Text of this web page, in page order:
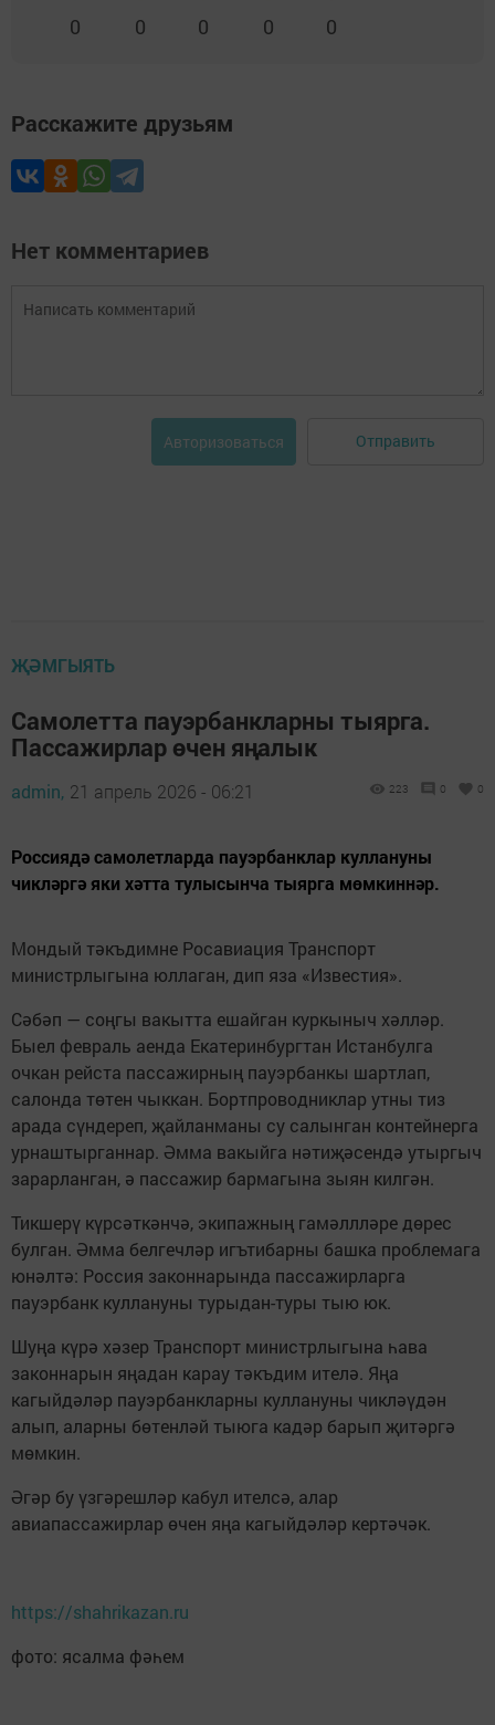
0 0 0 0 0
Расскажите друзьям
Нет комментариев
Авторизоваться Отправить
ҖӘМГЫЯТЬ
Самолетта пауэрбанкларны тыярга.
Пассажирлар өчен яңалык
admin, 21 апрель 2026 - 06:21 223 0 0
Россиядә самолетларда пауэрбанклар куллануны
чикләргә яки хәтта тулысынча тыярга мөмкиннәр.
Мондый тәкъдимне Росавиация Транспорт
министрлыгына юллаган, дип яза «Известия».
Сәбәп — соңгы вакытта ешайган куркыныч хәлләр.
Быел февраль аенда Екатеринбургтан Истанбулга
очкан рейста пассажирның пауэрбанкы шартлап,
салонда төтен чыккан. Бортпроводниклар утны тиз
арада сүндереп, җайланманы су салынган контейнерга
урнаштырганнар. Әмма вакыйга нәтиҗәсендә утыргыч
зарарланган, ә пассажир бармагына зыян килгән.
Тикшерү күрсәткәнчә, экипажның гамәллләре дөрес
булган. Әмма белгечләр игътибарны башка проблемага
юнәлтә: Россия законнарында пассажирларга
пауэрбанк куллануны турыдан-туры тыю юк.
Шуңа күрә хәзер Транспорт министрлыгына һава
законнарын яңадан карау тәкъдим ителә. Яңа
кагыйдәләр пауэрбанкларны куллануны чикләүдән
алып, аларны бөтенләй тыюга кадәр барып җитәргә
мөмкин.
Әгәр бу үзгәрешләр кабул ителсә, алар
авиапассажирлар өчен яңа кагыйдәләр кертәчәк.
https://shahrikazan.ru
фото: ясалма фәһем